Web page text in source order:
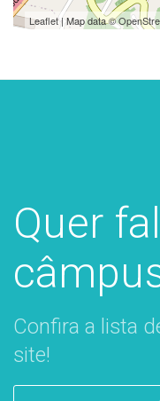
Leaflet| Map data ©
Quer
Confira a lista
site!